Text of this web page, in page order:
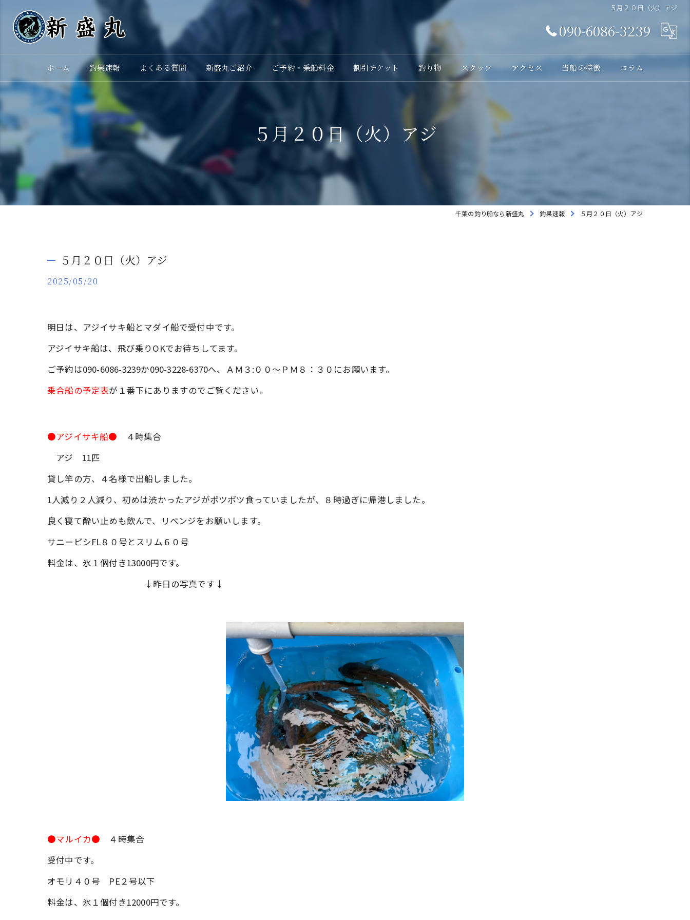
５月２０日（火）アジ
090-6086-3239
ホーム 釣果速報 よくある質問 新盛丸ご紹介 ご予約・乗船料金 割引チケット 釣り物 スタッフ アクセス 当船の特徴 コラム
５月２０日（火）アジ
千葉の釣り船なら新盛丸 釣果速報 ５月２０日（火）アジ
５月２０日（火）アジ
2025/05/20
明日は、アジイサキ船とマダイ船で受付中です。
アジイサキ船は、飛び乗りOKでお待ちしてます。
ご予約は090-6086-3239か090-3228-6370へ、ＡＭ３:００～ＰＭ８：３０にお願います。
乗合船の予定表が１番下にありますのでご覧ください。
●アジイサキ船●
４時集合
アジ 11匹
貸し竿の方、４名様で出船しました。
1人減り２人減り、初めは渋かったアジがポツポツ食っていましたが、８時過ぎに帰港しました。
良く寝て酔い止めも飲んで、リベンジをお願いします。
サニービシFL８０号とスリム６０号
料金は、氷１個付き13000円です。
↓昨日の写真です↓
●マルイカ●
４時集合
受付中です。
オモリ４０号 PE２号以下
料金は、氷１個付き12000円です。